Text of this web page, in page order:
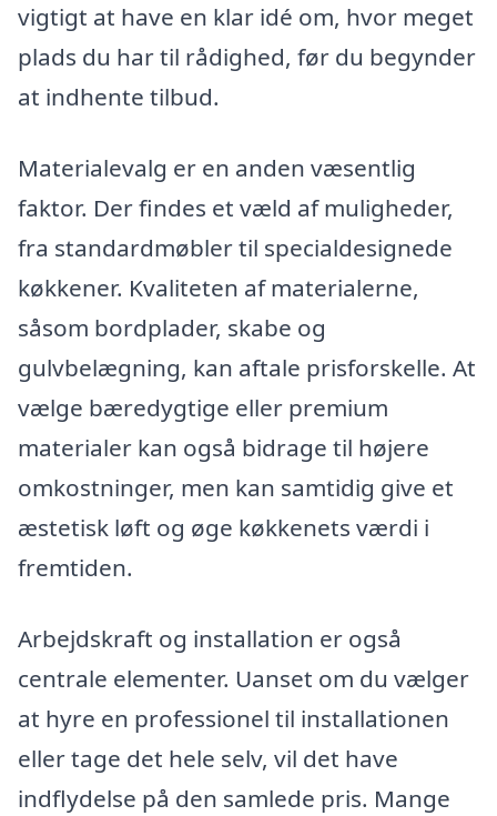
vigtigt at have en klar idé om, hvor meget
plads du har til rådighed, før du begynder
at indhente tilbud.
Materialevalg er en anden væsentlig
faktor. Der findes et væld af muligheder,
fra standardmøbler til specialdesignede
køkkener. Kvaliteten af materialerne,
såsom bordplader, skabe og
gulvbelægning, kan aftale prisforskelle. At
vælge bæredygtige eller premium
materialer kan også bidrage til højere
omkostninger, men kan samtidig give et
æstetisk løft og øge køkkenets værdi i
fremtiden.
Arbejdskraft og installation er også
centrale elementer. Uanset om du vælger
at hyre en professionel til installationen
eller tage det hele selv, vil det have
indflydelse på den samlede pris. Mange